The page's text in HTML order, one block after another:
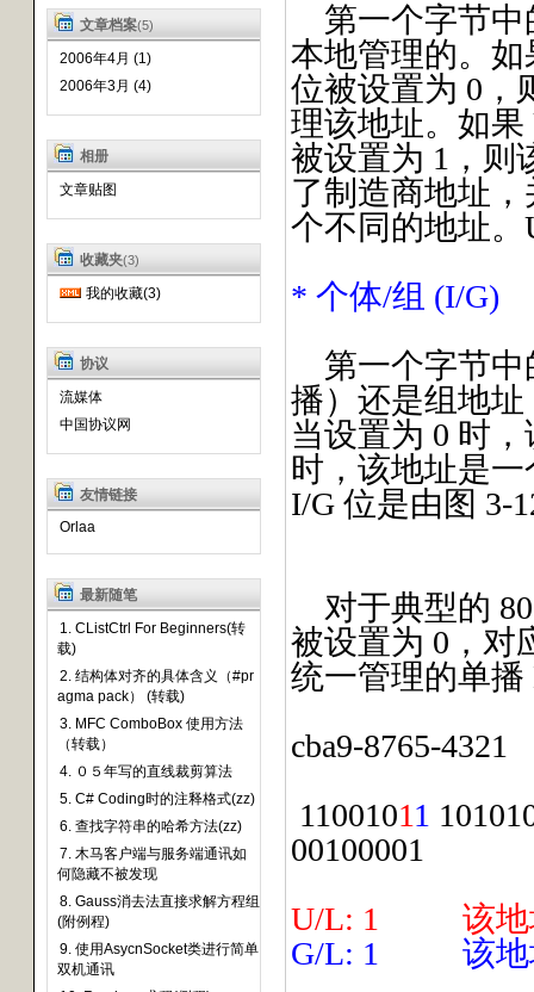
文章档案(5)
2006年4月 (1)
2006年3月 (4)
相册
文章贴图
收藏夹(3)
我的收藏(3)
协议
流媒体
中国协议网
友情链接
Orlaa
最新随笔
1. CListCtrl For Beginners(转
载)
2. 结构体对齐的具体含义（#pr
agma pack） (转载)
3. MFC ComboBox 使用方法
（转载）
4. ０５年写的直线裁剪算法
5. C# Coding时的注释格式(zz)
6. 查找字符串的哈希方法(zz)
7. 木马客户端与服务端通讯如
何隐藏不被发现
8. Gauss消去法直接求解方程组
(附例程)
9. 使用AsycnSocket类进行简单
双机通讯
第一个字节
本地管理的。如
位被设置为 0，
理该地址。如果
被设置为 1，则
了制造商地址
个不同的地址
* 个体/组 (I/G)
第一个字节
播）还是组地
当设置为 0 时
时，该地址是
I/G 位是由图 3-
对于典型的
被设置为 0，对
统一管理的单
cba9-8765-4321
11001011
00100001
U/L: 1
该
G/L: 1
该